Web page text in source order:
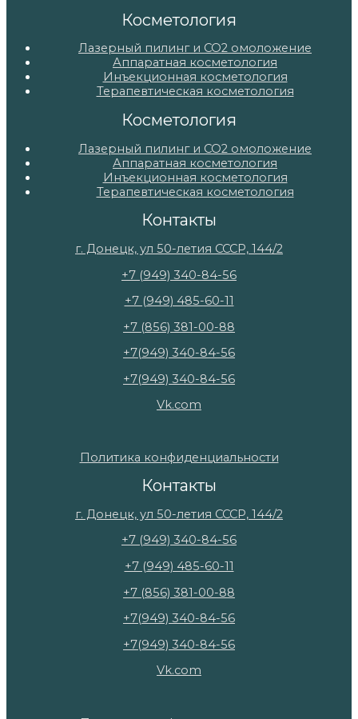
Косметология
Лазерный пилинг и СО2 омоложение
Аппаратная косметология
Инъекционная косметология
Терапевтическая косметология
Косметология
Лазерный пилинг и СО2 омоложение
Аппаратная косметология
Инъекционная косметология
Терапевтическая косметология
Контакты
г. Донецк, ул 50-летия СССР, 144/2
+7 (949) 340-84-56
+7 (949) 485-60-11
+7 (856) 381-00-88
+7(949) 340-84-56
+7(949) 340-84-56
Vk.com
Политика конфиденциальности
Контакты
г. Донецк, ул 50-летия СССР, 144/2
+7 (949) 340-84-56
+7 (949) 485-60-11
+7 (856) 381-00-88
+7(949) 340-84-56
+7(949) 340-84-56
Vk.com